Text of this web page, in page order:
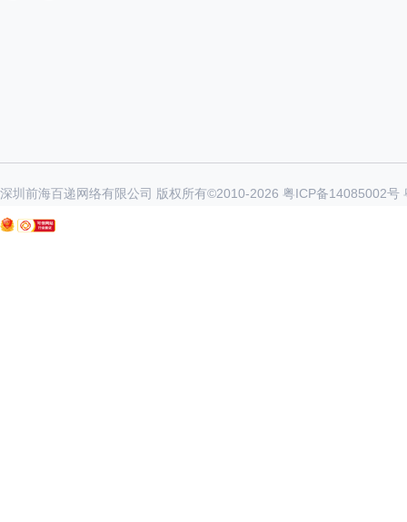
深圳前海百递网络有限公司 版权所有©2010-2026 粤ICP备14085002号